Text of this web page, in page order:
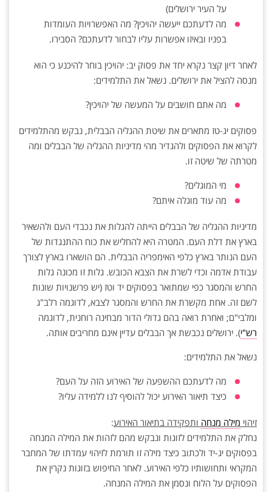
על העיר ירושלים)
מה לדעתכם ייעשה יהויכין? מה האפשרויות העומדות
בפניו ובאיזו אפשרות עליו לבחור לדעתכם? הסבירו.
לאחר דיון קצר נקרא יחד את פסוק יב: יהויכין בוחר להיכנע כי הוא
מנסה להציל את ירושלים. נשאל את התלמידים:
מה אתם חושבים על המעשה של יהויכין?
פסוקים יג-טז מתארים את שיטת ההגליה הבבלית, נבקש מהתלמידים
לקרוא את הפסוקים ולהגדיר מהי מדיניות ההגליה של הבבלים ומה
מטרתה של שיטה זו.
מי המוגלים?
מה עוד מוגלה איתם?
מדיניות ההגליה של הבבלים הייתה להגלות את נכבדי העם ולהשאיר
בארץ את דלת העם. המטרה היא להחליש את כוח ההתנגדות של
העם הנותר בארץ כלפי האימפריה הבבלית. הם הושארו בארץ לצורך
עבודת אדמה וכדי לשרת את הצבא הכובש. גלות זו מכונה גלות
החרש והמסגר כפי שמתואר בפסוקים יד וטז (יש פרשנויות שונות
לשם זה. אחת מקשרת את החרש והמסגר לצבא, לדוגמה רלב"ג
ומלבי"ם; ואחרת רואה בהם גדולי הדור מבחינה רוחנית, לדוגמה
רש"י). ירושלים נכבשת אך הבבלים עדיין אינם מחריבים אותה.
נשאל את התלמידים:
מה לדעתכם ההשפעה של האירוע הזה על העם?
כיצד תיאור האירוע יכול להוסיף לנו ללמידה עליו?
זיהוי מילה מנחה ותפקידה בתיאור האירוע:
נחלק את התלמידים לזוגות ונבקש מהם לזהות את המילה המנחה
בפסוקים יג-יד ולכתוב כיצד מילה זו תורמת לזיהוי עמדתו של המחבר
המקראי ותחושותיו כלפי האירוע. לאחר החיפוש בזוגות נקרין את
הפסוקים על הלוח ונסמן את המילה המנחה.